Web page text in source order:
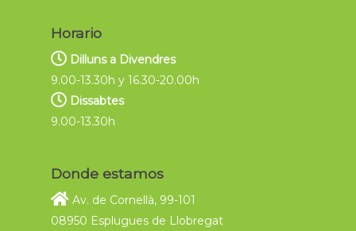
Horario
Dilluns a Divendres
9.00-13.30h y 16.30-20.00h
Dissabtes
9.00-13.30h
Donde estamos
Av. de Cornellà, 99-101
08950 Esplugues de Llobregat